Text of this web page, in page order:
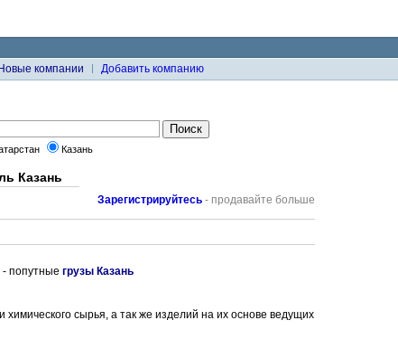
Новые компании
Добавить компанию
Казань
Казань
Зарегистрируйтесь - продавайте больше
- попутные грузы Казань
химического сырья, а так же изделий на их основе ведущих